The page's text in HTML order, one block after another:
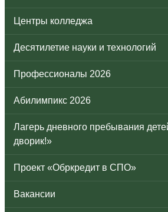
Центры колледжа
Десятилетие науки и технологий
Профессионалы 2026
Абилимпикс 2026
Лагерь дневного пребывания
дворик!»
Проект «Обркредит в СПО»
Вакансии